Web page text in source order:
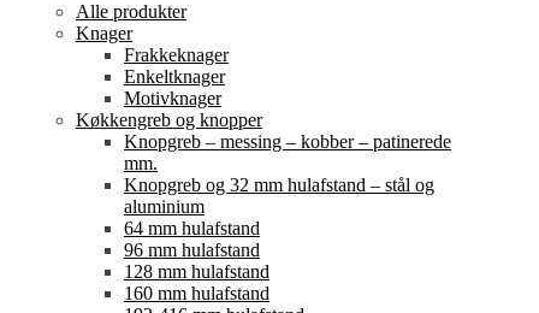
Alle produkter
Knager
Frakkeknager
Enkeltknager
Motivknager
Køkkengreb og knopper
Knopgreb – messing – kobber – patinerede
mm.
Knopgreb og 32 mm hulafstand – stål og
aluminium
64 mm hulafstand
96 mm hulafstand
128 mm hulafstand
160 mm hulafstand